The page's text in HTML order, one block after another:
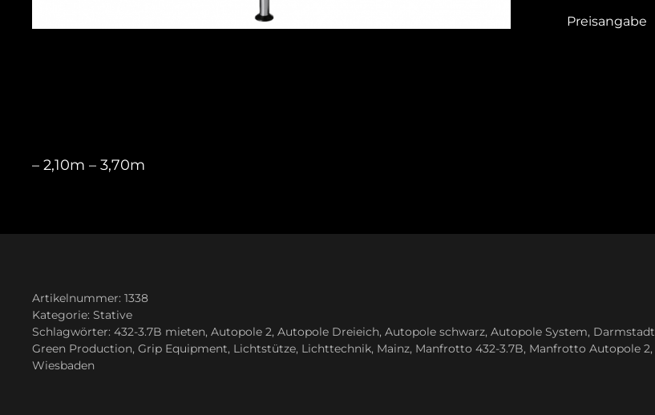
Preisangabe
– 2,10m – 3,70m
Artikelnummer: 1338
Kategorie: Stative
Schlagwörter: 432-3.7B mieten, Autopole 2, Autopole Dreieich, Autopole schwarz, Autopole System, Darmstadt
Green Production, Grip Equipment, Lichtstütze, Lichttechnik, Mainz, Manfrotto 432-3.7B, Manfrotto Autopole 2,
Wiesbaden